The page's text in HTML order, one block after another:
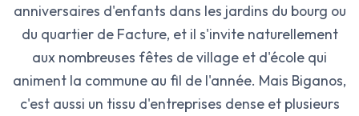
anniversaires d'enfants dans les jardins du bourg ou
du quartier de Facture, et il s'invite naturellement
aux nombreuses fêtes de village et d'école qui
animent la commune au fil de l'année. Mais Biganos,
c'est aussi un tissu d'entreprises dense et plusieurs